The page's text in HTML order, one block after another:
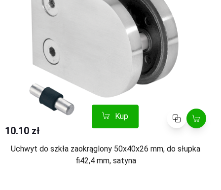
Kup Porównaj
10.10 zł
Uchwyt do szkła zaokrąglony 50x40x26 mm, do słupka
fi42,4 mm, satyna